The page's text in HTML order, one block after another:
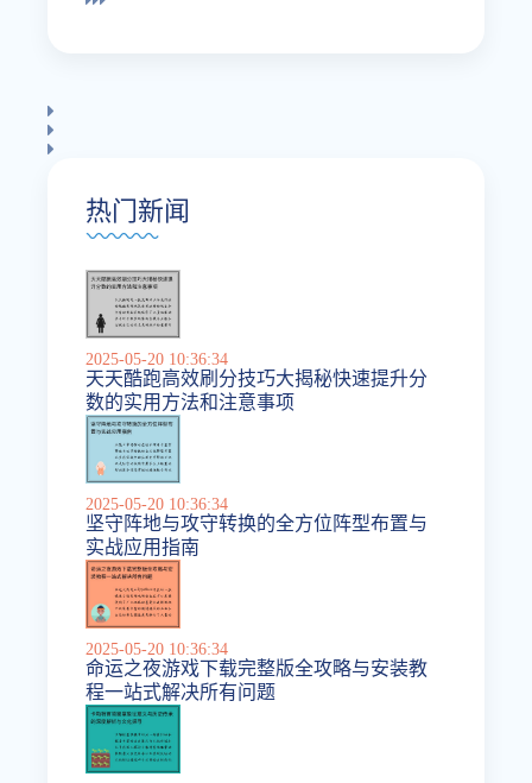
热门新闻
2025-05-20 10:36:34
天天酷跑高效刷分技巧大揭秘快速提升分
数的实用方法和注意事项
2025-05-20 10:36:34
坚守阵地与攻守转换的全方位阵型布置与
实战应用指南
2025-05-20 10:36:34
命运之夜游戏下载完整版全攻略与安装教
程一站式解决所有问题